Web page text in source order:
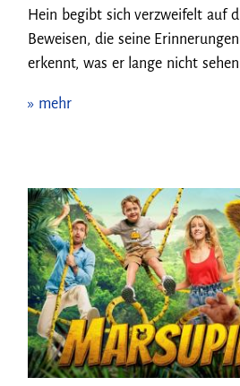
Hein begibt sich verzweifelt auf
Beweisen, die seine
erkennt, was er lange nicht
» mehr